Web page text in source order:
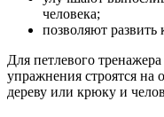
человека;
позволяют
Для петлевого
упражнения строятся на
дереву или крюку и